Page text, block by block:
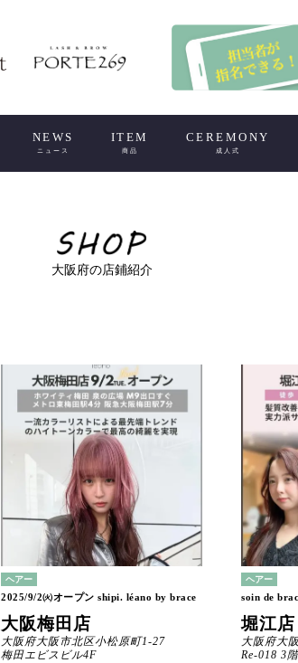
NEWS
ニュース
ITEM
商品
CEREMONY
成人式
大阪府の店鋪紹介
ヘアー
2025/9/2㈫オープン shipi. léano by brace
大阪梅田店
大阪府大阪市北区小松原町1-27
梅田エビスビル4F
ヘアー
soin de
堀江店
大阪府大
Re-018 3階